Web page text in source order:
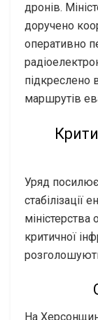
дронів.
доручено
оперативно
підкреслено
маршрутів
Уряд
стабілізації
критичної
На